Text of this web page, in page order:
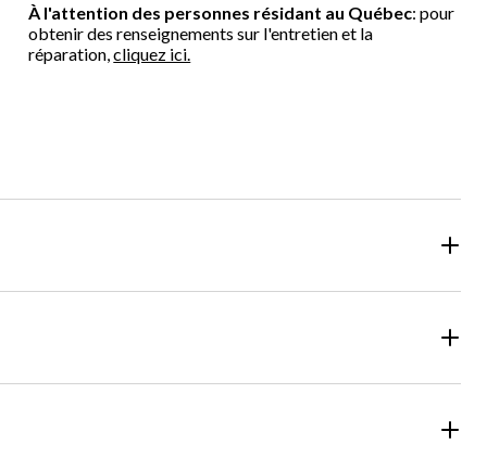
À l'attention des personnes résidant au Québec: pour
obtenir des renseignements sur l'entretien et la
réparation,cliquez ici.